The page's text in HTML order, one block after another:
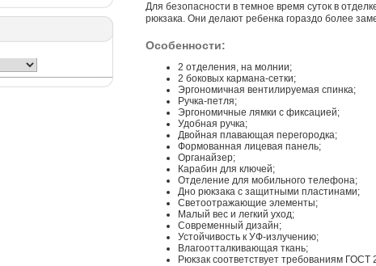
Для безопасности в темное время суток в
рюкзака. Они делают ребенка гораздо более
Особенности:
2 отделения, на молнии;
2 боковых кармана-сетки;
Эргономичная вентилируемая спинка;
Ручка-петля;
Эргономичные лямки с фиксацией;
Удобная ручка;
Двойная плавающая перегородка;
Формованная лицевая панель;
Органайзер;
Карабин для ключей;
Отделение для мобильного телефона;
Дно рюкзака с защитными пластинами;
Светоотражающие элементы;
Малый вес и легкий уход;
Современный дизайн;
Устойчивость к УФ-излучению;
Влагоотталкивающая ткань;
Рюкзак соответствует требованиям ГОСТ